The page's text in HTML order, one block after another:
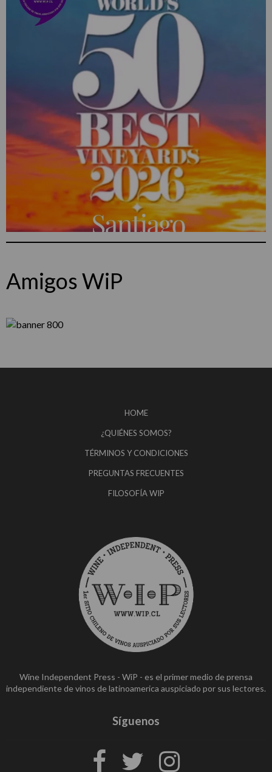
Amigos WiP
HOME
¿QUIÉNES SOMOS?
TÉRMINOS Y CONDICIONES
PREGUNTAS FRECUENTES
FILOSOFÍA WIP
Wine Independent Press - WiP - es el primer medio de prensa
independiente de vinos de latinoamerica auspiciado por sus lectores.
Síguenos